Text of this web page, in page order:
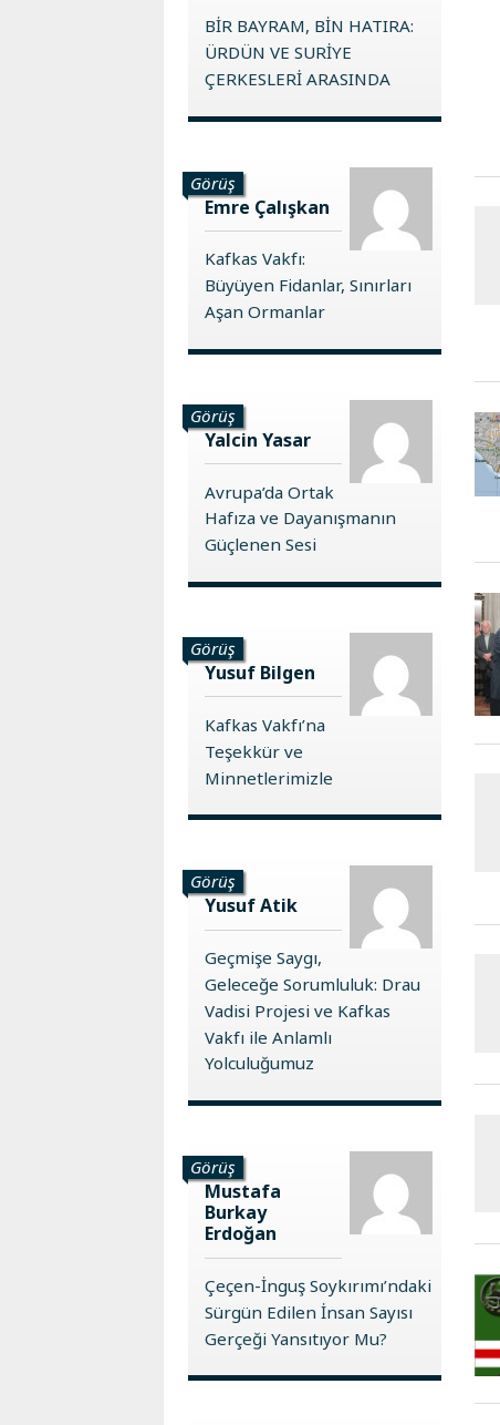
BİR BAYRAM, BİN HATIRA:
ÜRDÜN VE SURİYE
ÇERKESLERİ ARASINDA
Görüş
Emre Çalışkan
Kafkas Vakfı:
Büyüyen Fidanlar, Sınırları
Aşan Ormanlar
Görüş
Yalcin Yasar
Avrupa’da Ortak
Hafıza ve Dayanışmanın
Güçlenen Sesi
Görüş
Yusuf Bilgen
Kafkas Vakfı’na
Teşekkür ve
Minnetlerimizle
Görüş
Yusuf Atik
Geçmişe Saygı,
Geleceğe Sorumluluk: Drau
Vadisi Projesi ve Kafkas
Vakfı ile Anlamlı
Yolculuğumuz
Görüş
Mustafa
Burkay
Erdoğan
Çeçen-İnguş Soykırımı’ndaki
Sürgün Edilen İnsan Sayısı
Gerçeği Yansıtıyor Mu?